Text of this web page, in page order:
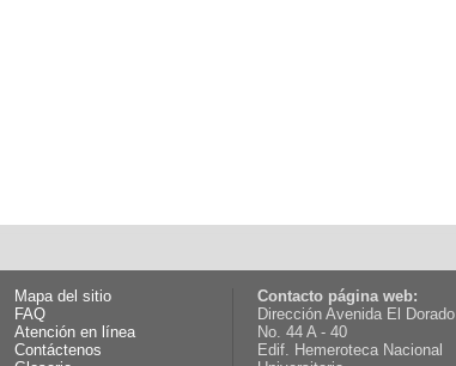
Mapa del sitio
FAQ
Atención en línea
Contáctenos
Contacto página web:
Dirección Avenida El Dorado
No. 44 A - 40
Edif. Hemeroteca Nacional